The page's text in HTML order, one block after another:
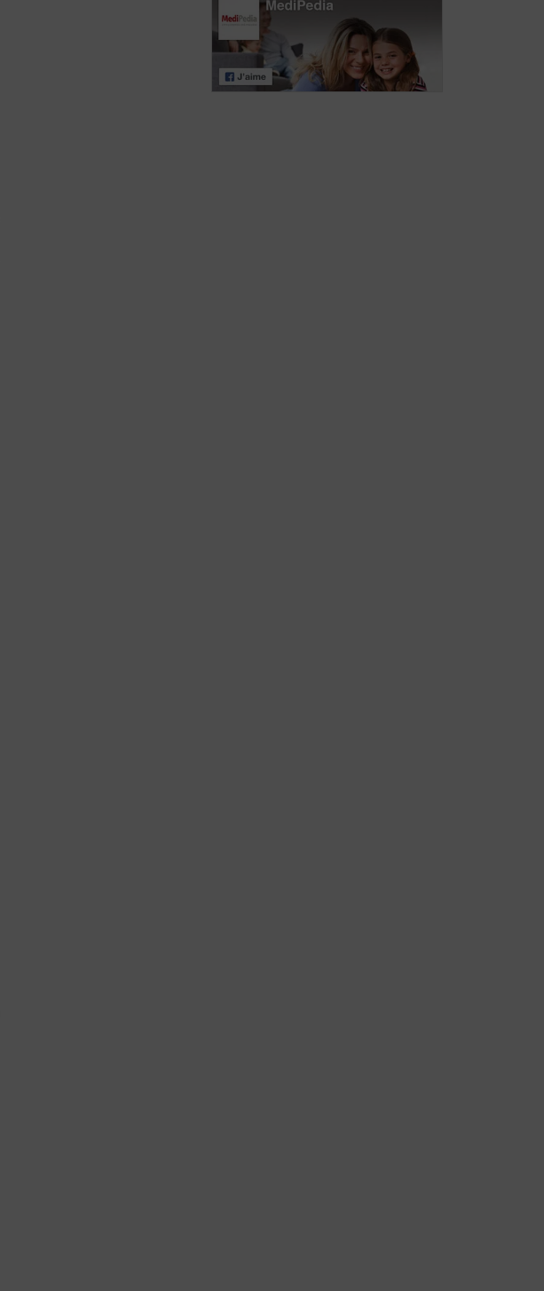
De
verschillende
stadia van
prostaatkanker
Prostaatkanker
kent een trage
evolutie